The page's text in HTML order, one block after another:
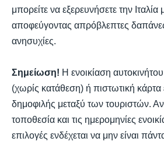
μπορείτε να εξερευνήσετε την Ιταλία
αποφεύγοντας απρόβλεπτες δαπάνες
ανησυχίες.
Σημείωση! Η ενοικίαση
(χωρίς κατάθεση) ή πιστωτική κάρτα
δημοφιλής μεταξύ των τουριστών.
τοποθεσία και τις ημερομηνίες
επιλογές ενδέχεται να μην είναι